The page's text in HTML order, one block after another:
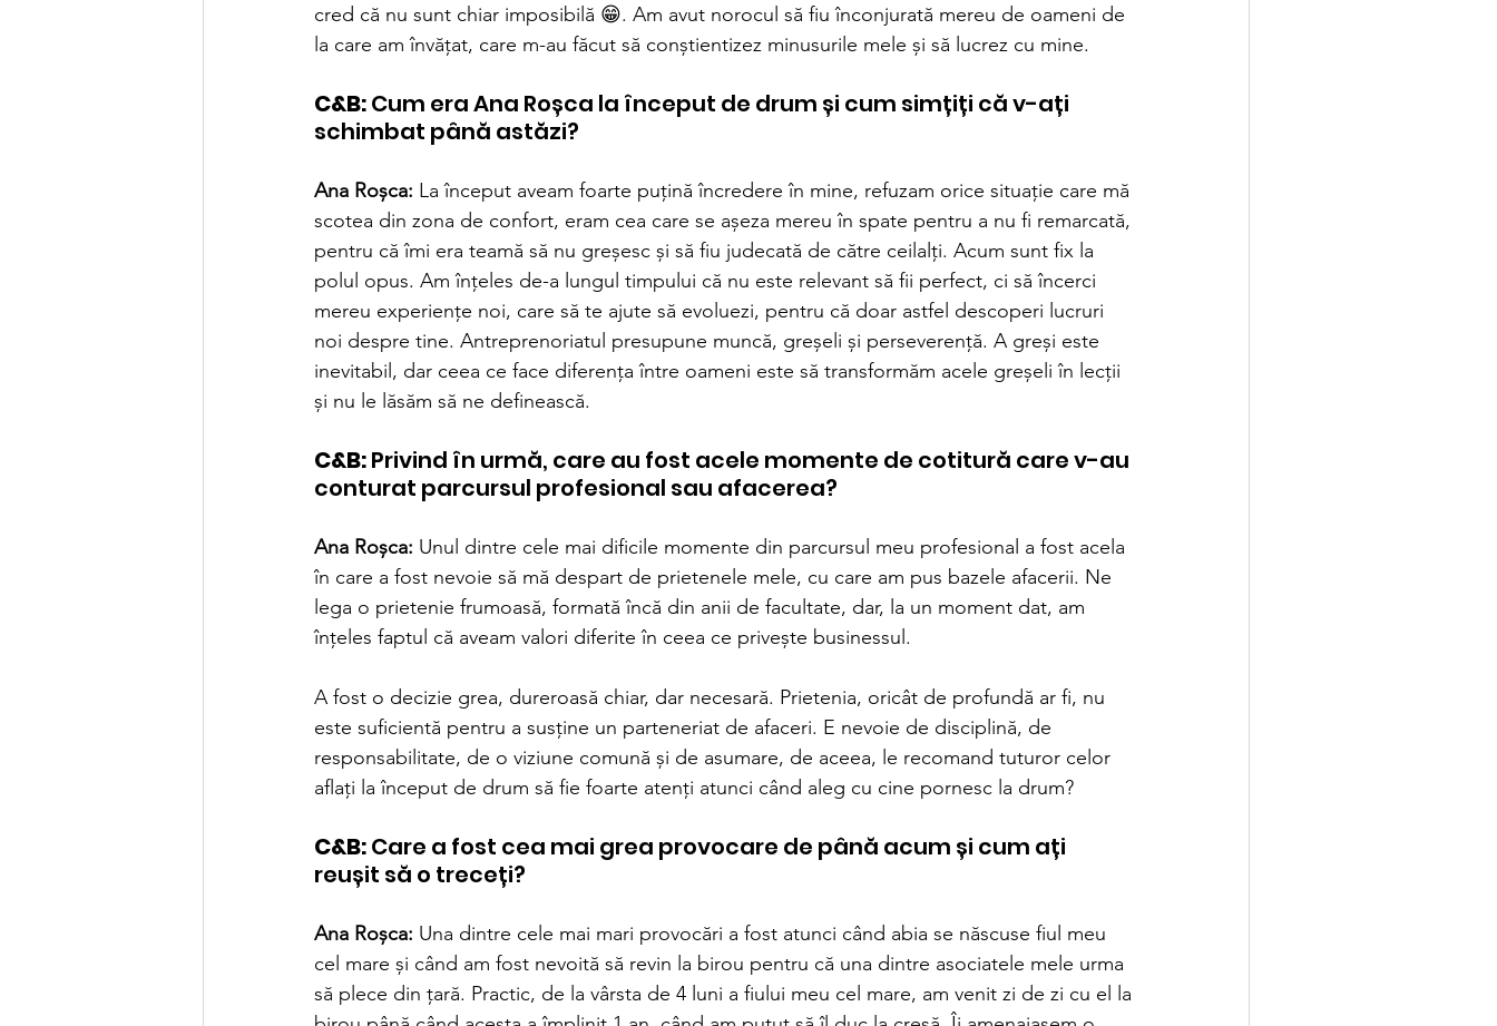
cred că nu sunt chiar imposibilă 😁. Am avut norocul să fiu înconjurată mereu de oameni de
la care am învățat, care m-au făcut să conștientizez minusurile mele și să lucrez cu mine.
C&B: Cum era Ana Roșca la început de drum și cum simțiți că v-ați
schimbat până astăzi?
Ana Roșca: La început aveam foarte puțină încredere în mine, refuzam orice situație care mă
scotea din zona de confort, eram cea care se așeza mereu în spate pentru a nu fi remarcată,
pentru că îmi era teamă să nu greșesc și să fiu judecată de către ceilalți. Acum sunt fix la
polul opus. Am înțeles de-a lungul timpului că nu este relevant să fii perfect, ci să încerci
mereu experiențe noi, care să te ajute să evoluezi, pentru că doar astfel descoperi lucruri
noi despre tine. Antreprenoriatul presupune muncă, greșeli și perseverență. A greși este
inevitabil, dar ceea ce face diferența între oameni este să transformăm acele greșeli în lecții
și nu le lăsăm să ne definească.
C&B: Privind în urmă, care au fost acele momente de cotitură care v-au
conturat parcursul profesional sau afacerea?
Ana Roșca: Unul dintre cele mai dificile momente din parcursul meu profesional a fost acela
în care a fost nevoie să mă despart de prietenele mele, cu care am pus bazele afacerii. Ne
lega o prietenie frumoasă, formată încă din anii de facultate, dar, la un moment dat, am
înțeles faptul că aveam valori diferite în ceea ce privește businessul.
A fost o decizie grea, dureroasă chiar, dar necesară. Prietenia, oricât de profundă ar fi, nu
este suficientă pentru a susține un parteneriat de afaceri. E nevoie de disciplină, de
responsabilitate, de o viziune comună și de asumare, de aceea, le recomand tuturor celor
aflați la început de drum să fie foarte atenți atunci când aleg cu cine pornesc la drum?
C&B: Care a fost cea mai grea provocare de până acum și cum ați
reușit să o treceți?
Ana Roșca: Una dintre cele mai mari provocări a fost atunci când abia se născuse fiul meu
cel mare și când am fost nevoită să revin la birou pentru că una dintre asociatele mele urma
să plece din țară. Practic, de la vârsta de 4 luni a fiului meu cel mare, am venit zi de zi cu el la